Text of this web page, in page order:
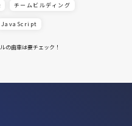
チームビルディング
JavaScript
の歯車は要チェック！